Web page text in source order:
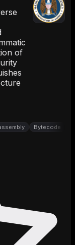
of
Bytecode